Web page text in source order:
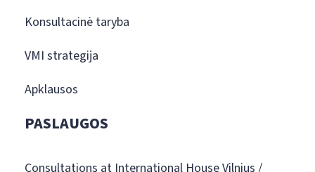
Konsultacinė taryba
VMI strategija
Apklausos
PASLAUGOS
Consultations at International House Vilnius /